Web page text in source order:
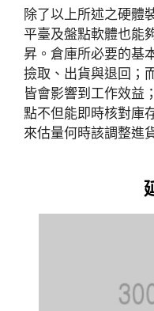
除了以上所述之硬體
平臺及盤點軟體也能
昇。倉庫所必要的基
撿取、出貨與退回；
皆會影響到工作效益
點不但能即時核對庫
來估量何時該調整進